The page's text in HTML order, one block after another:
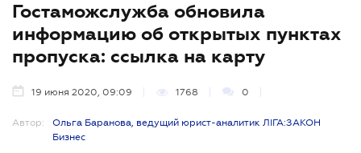
Гостаможслужба обновила
информацию об открытых пунктах
пропуска: ссылка на карту
19 июня 2020, 09:09 1768 0
Автор:
Ольга Баранова, ведущий юрист-аналитик ЛІГА:ЗАКОН
Бизнес